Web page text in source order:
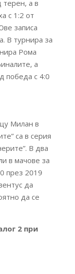
терен, а в
с 1:2 от
записа
В турнира за
Рома
а
победа с 4:0
Милан в
са в серия
В два
в мачове за
през 2019
да
да се
2 при